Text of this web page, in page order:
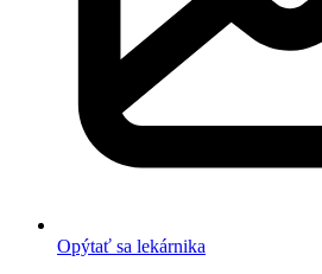
Opýtať sa lekárnika